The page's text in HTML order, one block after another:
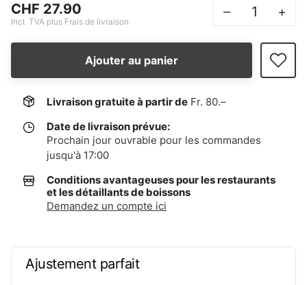
CHF 27.90
Incl. TVA plus Frais de livraison
– +
Ajouter au panier
Livraison gratuite à partir de Fr. 80.–
Date de livraison prévue:
Prochain jour ouvrable pour les commandes
jusqu'à 17:00
Conditions avantageuses pour les restaurants
et les détaillants de boissons
Demandez un compte ici
Ajustement parfait